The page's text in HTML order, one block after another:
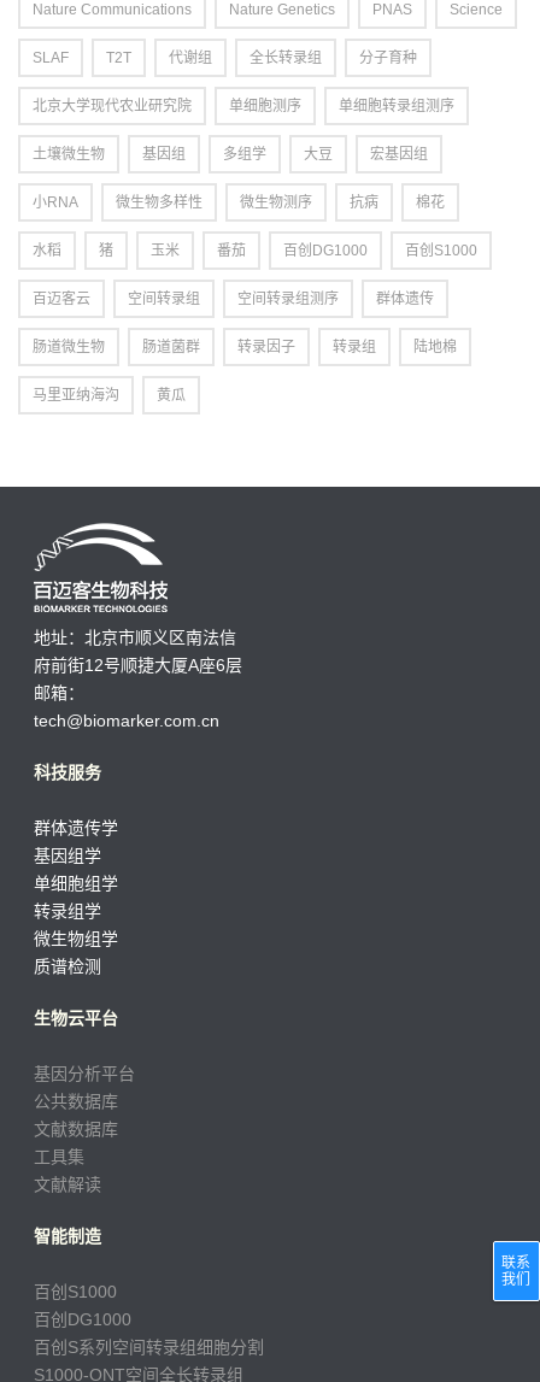
Nature Communications Nature Genetics PNAS Science
SLAF T2T 代谢组 全长转录组 分子育种
北京大学现代农业研究院 单细胞测序 单细胞转录组测序
土壤微生物 基因组 多组学 大豆 宏基因组
小RNA 微生物多样性 微生物测序 抗病 棉花
水稻 猪 玉米 番茄 百创DG1000 百创S1000
百迈客云 空间转录组 空间转录组测序 群体遗传
肠道微生物 肠道菌群 转录因子 转录组 陆地棉
马里亚纳海沟 黄瓜
地址：北京市顺义区南法信
府前街12号顺捷大厦A座6层
邮箱：
tech@biomarker.com.cn
科技服务
群体遗传学
基因组学
单细胞组学
转录组学
微生物组学
质谱检测
生物云平台
基因分析平台
公共数据库
文献数据库
工具集
文献解读
智能制造
百创S1000
百创DG1000
百创S系列空间转录组细胞分割
S1000-ONT空间全长转录组
联系
我们